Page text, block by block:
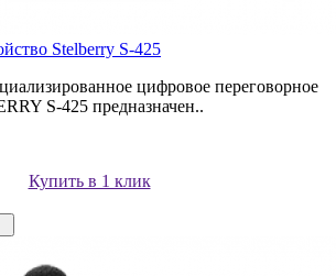
Stelberry S-425
цифровое переговорное
S-425 предназначен..
Купить в 1 клик